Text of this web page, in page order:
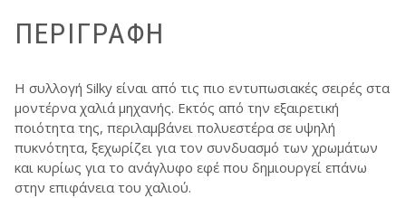
ΠΕΡΙΓΡΑΦΉ
Η συλλογή Silky είναι από τις πιο εντυπωσιακές σειρές στα
μοντέρνα χαλιά μηχανής. Εκτός από την εξαιρετική
ποιότητα της, περιλαμβάνει πολυεστέρα σε υψηλή
πυκνότητα, ξεχωρίζει για τον συνδυασμό των χρωμάτων
και κυρίως για το ανάγλυφο εφέ που δημιουργεί επάνω
στην επιφάνεια του χαλιού.